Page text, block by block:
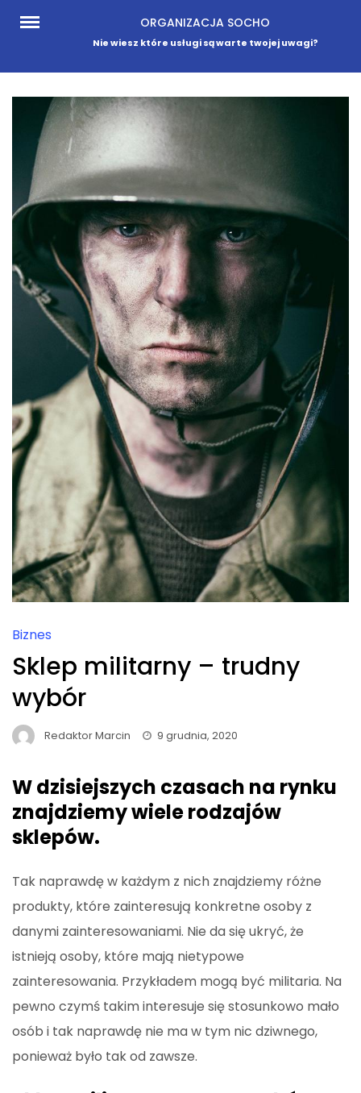
Skip
ORGANIZACJA SOCHO
Nie wiesz które usługi są warte twojej uwagi?
Biznes
Sklep militarny – trudny
wybór
Redaktor Marcin 9 grudnia, 2020
W dzisiejszych czasach na rynku
znajdziemy wiele rodzajów
sklepów.
Tak naprawdę w każdym z nich znajdziemy różne
produkty, które zainteresują konkretne osoby z
danymi zainteresowaniami. Nie da się ukryć, że
istnieją osoby, które mają nietypowe
zainteresowania. Przykładem mogą być militaria. Na
pewno czymś takim interesuje się stosunkowo mało
osób i tak naprawdę nie ma w tym nic dziwnego,
ponieważ było tak od zawsze.